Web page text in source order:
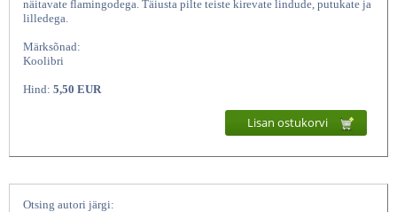
näitavate flamingodega. Täiusta pilte teiste kirevate lindude, putukate ja
lilledega.
Märksõnad:
Koolibri
Hind: 5,50 EUR
Lisan ostukorvi
Otsing autori järgi: